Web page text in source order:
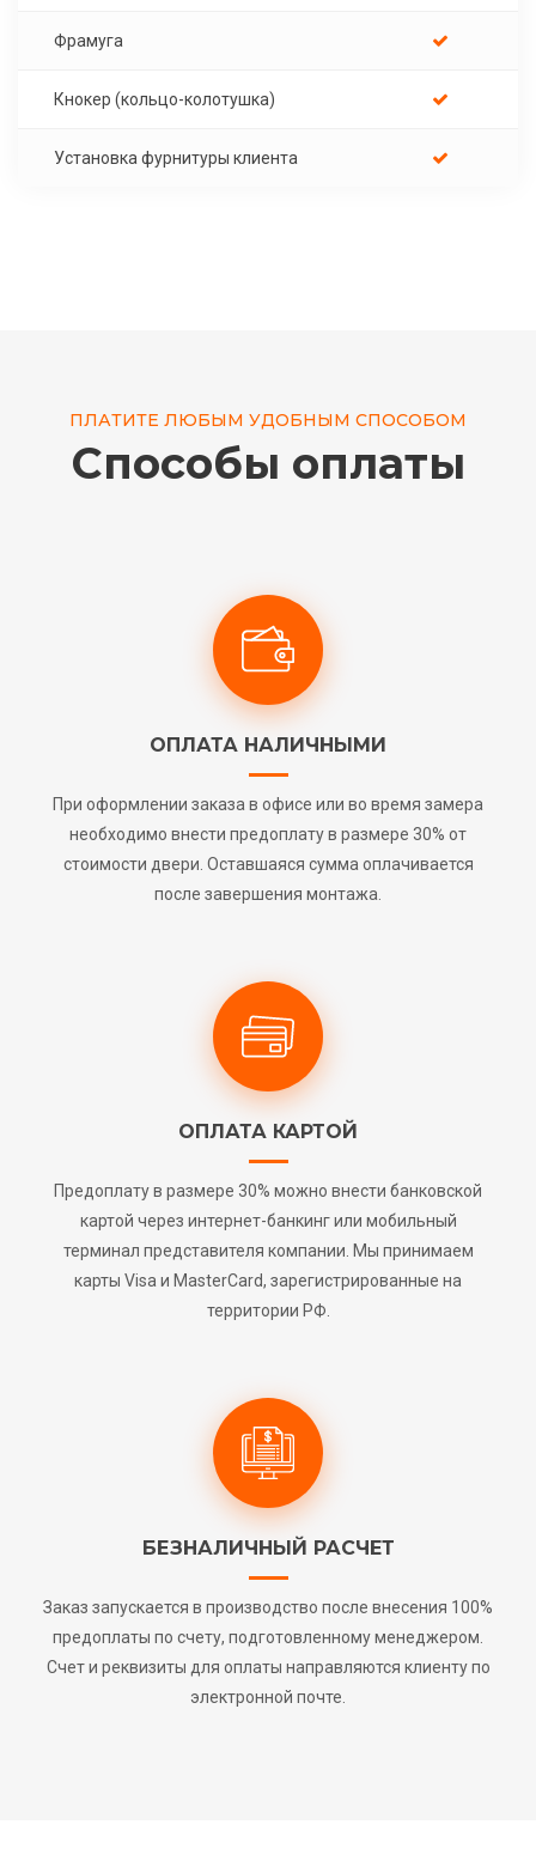
Фрамуга
Кнокер (кольцо-колотушка)
Установка фурнитуры клиента
ПЛАТИТЕ ЛЮБЫМ УДОБНЫМ СПОСОБОМ
Способы оплаты
ОПЛАТА НАЛИЧНЫМИ
При оформлении заказа в офисе или во время замера
необходимо внести предоплату в размере 30% от
стоимости двери. Оставшаяся сумма оплачивается
после завершения монтажа.
ОПЛАТА КАРТОЙ
Предоплату в размере 30% можно внести банковской
картой через интернет-банкинг или мобильный
терминал представителя компании. Мы принимаем
карты Visa и MasterCard, зарегистрированные на
территории РФ.
БЕЗНАЛИЧНЫЙ РАСЧЕТ
Заказ запускается в производство после внесения 100%
предоплаты по счету, подготовленному менеджером.
Счет и реквизиты для оплаты направляются клиенту по
электронной почте.